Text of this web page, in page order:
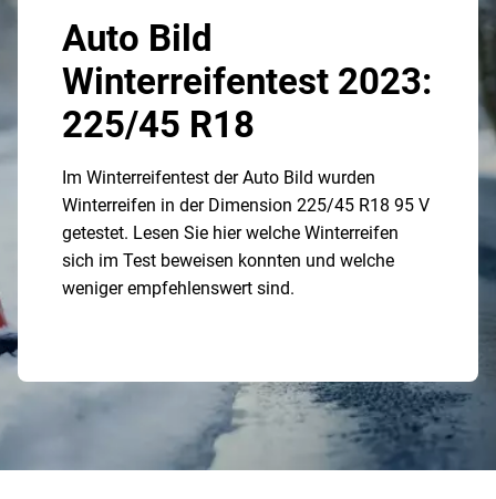
Auto Bild
Winterreifentest 2023:
225/45 R18
Im Winterreifentest der Auto Bild wurden
Winterreifen in der Dimension 225/45 R18 95 V
getestet. Lesen Sie hier welche Winterreifen
sich im Test beweisen konnten und welche
weniger empfehlenswert sind.